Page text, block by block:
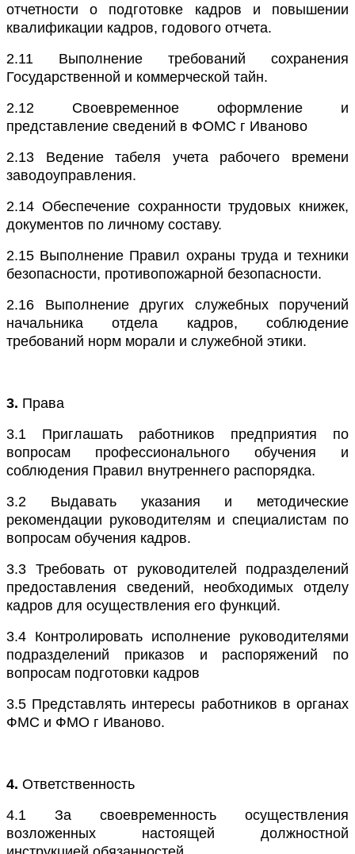
отчетности о подготовке кадров и повышении
квалификации кадров, годового отчета.
2.11 Выполнение требований сохранения
Государственной и коммерческой тайн.
2.12 Своевременное оформление и
представление сведений в ФОМС г Иваново
2.13 Ведение табеля учета рабочего времени
заводоуправления.
2.14 Обеспечение сохранности трудовых книжек,
документов по личному составу.
2.15 Выполнение Правил охраны труда и техники
безопасности, противопожарной безопасности.
2.16 Выполнение других служебных поручений
начальника отдела кадров, соблюдение
требований норм морали и служебной этики.
3. Права
3.1 Приглашать работников предприятия по
вопросам профессионального обучения и
соблюдения Правил внутреннего распорядка.
3.2 Выдавать указания и методические
рекомендации руководителям и специалистам по
вопросам обучения кадров.
3.3 Требовать от руководителей подразделений
предоставления сведений, необходимых отделу
кадров для осуществления его функций.
3.4 Контролировать исполнение руководителями
подразделений приказов и распоряжений по
вопросам подготовки кадров
3.5 Представлять интересы работников в органах
ФМС и ФМО г Иваново.
4. Ответственность
4.1 За своевременность осуществления
возложенных настоящей должностной